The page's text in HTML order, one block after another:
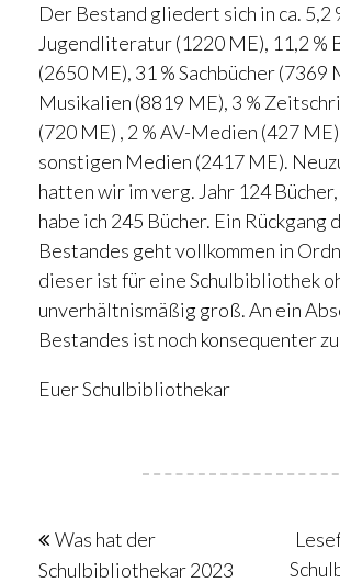
Der Bestand gliedert sich in ca. 5,2
Jugendliteratur (1220 ME), 11,2
(2650 ME), 31 % Sachbücher (7369
Musikalien (8819 ME), 3 %
(720 ME) , 2 % AV-Medien (427
sonstigen Medien (2417 ME).
hatten wir im verg. Jahr 124
habe ich 245 Bücher. Ein Rückgang
Bestandes geht vollkommen in
dieser ist für eine Schulbibliothek
unverhältnismäßig groß. An ein
Bestandes ist noch konsequenter
Euer Schulbibliothekar
Beitragsnavigation
Was hat der
Schulbibliothekar 2023